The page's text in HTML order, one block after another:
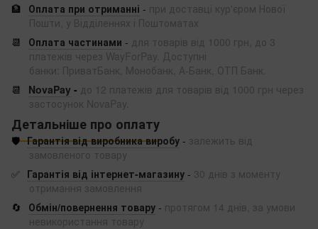
🏦
Оплата при отриманні - при доставці кур'єром Нової
Пошти, у Відділеннях і Поштоматах
📆
Оплата частинами - для товарів від 1000 грн, до 3
платежів через WayForPay. Доступні
банки: ПриватБанк, Монобанк, А-Банк, ОТП Банк.
📆
NovaPay - до 12 платежів для товарів від 1000 грн через
застосунок NovaPay.
Детальніше про оплату
🛡️ Гарантія від виробника виробу - залежить від
замовленого товару
✅ Гарантія від інтернет-магазину - 30 днів з моменту
отримання замовлення
🔄
Обмін/повернення товару - протягом 14 днів, за умови
невикористання товару